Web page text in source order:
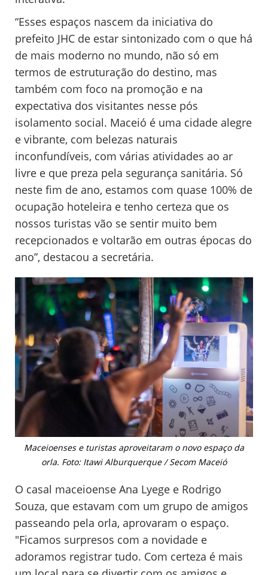
“Esses espaços nascem da iniciativa do
prefeito JHC de estar sintonizado com o que há
de mais moderno no mundo, não só em
termos de estruturação do destino, mas
também com foco na promoção e na
expectativa dos visitantes nesse pós
isolamento social. Maceió é uma cidade alegre
e vibrante, com belezas naturais
inconfundíveis, com várias atividades ao ar
livre e que preza pela segurança sanitária. Só
neste fim de ano, estamos com quase 100% de
ocupação hoteleira e tenho certeza que os
nossos turistas vão se sentir muito bem
recepcionados e voltarão em outras épocas do
ano”, destacou a secretária.
Maceioenses e turistas aproveitaram o novo espaço da
orla. Foto: Itawi Alburquerque / Secom Maceió
O casal maceioense Ana Lyege e Rodrigo
Souza, que estavam com um grupo de amigos
passeando pela orla, aprovaram o espaço.
"Ficamos surpresos com a novidade e
adoramos registrar tudo. Com certeza é mais